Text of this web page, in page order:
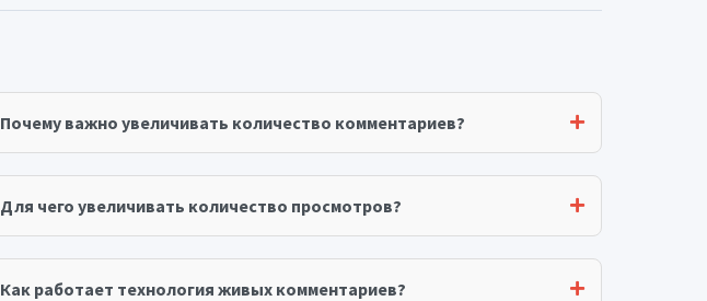
Почему важно увеличивать количество комментариев?
Для чего увеличивать количество просмотров?
Как работает технология живых комментариев?